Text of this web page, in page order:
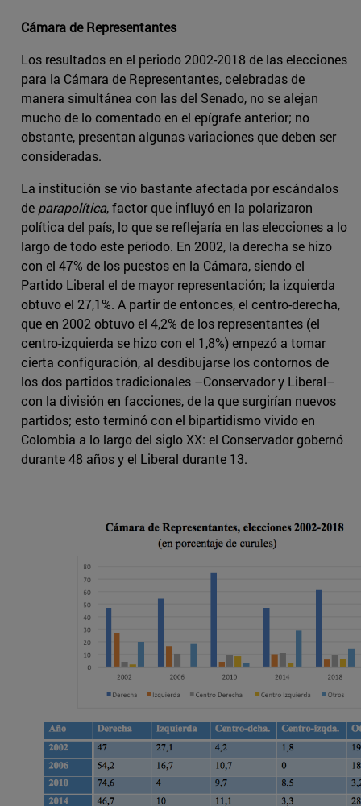
Cámara de Representantes
Los resultados en el periodo 2002-2018 de las elecciones
para la Cámara de Representantes, celebradas de
manera simultánea con las del Senado, no se alejan
mucho de lo comentado en el epígrafe anterior; no
obstante, presentan algunas variaciones que deben ser
consideradas.
La institución se vio bastante afectada por escándalos
de parapolítica, factor que influyó en la polarizaron
política del país, lo que se reflejaría en las elecciones a lo
largo de todo este período. En 2002, la derecha se hizo
con el 47% de los puestos en la Cámara, siendo el
Partido Liberal el de mayor representación; la izquierda
obtuvo el 27,1%. A partir de entonces, el centro-derecha,
que en 2002 obtuvo el 4,2% de los representantes (el
centro-izquierda se hizo con el 1,8%) empezó a tomar
cierta configuración, al desdibujarse los contornos de
los dos partidos tradicionales –Conservador y Liberal–
con la división en facciones, de la que surgirían nuevos
partidos; esto terminó con el bipartidismo vivido en
Colombia a lo largo del siglo XX: el Conservador gobernó
durante 48 años y el Liberal durante 13.